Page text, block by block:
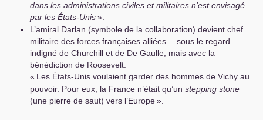
dans les administrations civiles et militaires n’est envisagé
par les États-Unis».
L’amiral Darlan (symbole de la collaboration) devient chef
militaire des forces françaises alliées… sous le regard
indigné de Churchill et de De Gaulle, mais avec la
bénédiction de Roosevelt.
« Les États-Unis voulaient garder des hommes de Vichy au
pouvoir. Pour eux, la France n’était qu’un stepping stone
(une pierre de saut) vers l’Europe».